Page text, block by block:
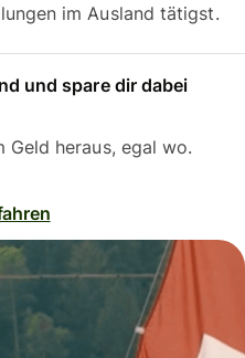
im Ausland tätigst.
und spare dir dabei
Geld heraus, egal wo.